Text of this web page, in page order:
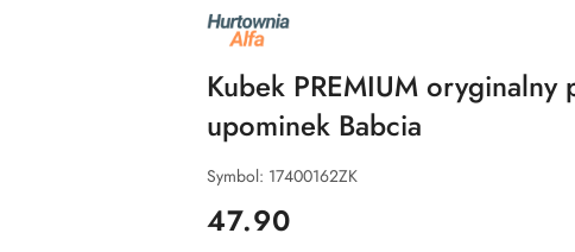
NAZWA
PRODUCENTA:
ALFA
Kubek PREMIUM oryginalny
upominek Babcia
Symbol: 17400162ZK
cena:
47.90